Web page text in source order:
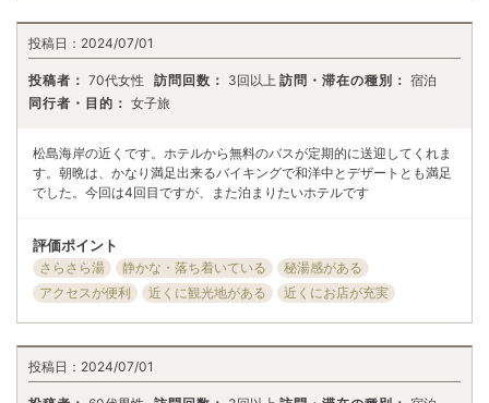
投稿日： 2024/07/01
投稿者： 70代女性 訪問回数： 3回以上 訪問・滞在の種別： 宿泊
同行者・目的： 女子旅
松島海岸の近くです。ホテルから無料のバスが定期的に送迎してくれま
す。朝晩は、かなり満足出来るバイキングで和洋中とデザートとも満足
でした。今回は4回目ですが、また泊まりたいホテルです
評価ポイント
さらさら湯 静かな・落ち着いている
秘湯感がある
アクセスが便利
近くに観光地がある 近くにお店が充実
投稿日： 2024/07/01